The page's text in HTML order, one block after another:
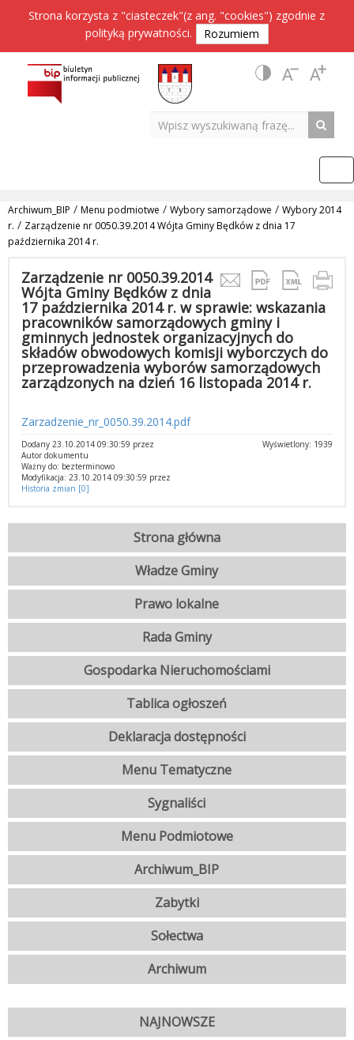
Strona korzysta z "ciasteczek"(z ang. "cookies") zgodnie z
polityką prywatności. Rozumiem
Archiwum_BIP / Menu podmiotwe / Wybory samorządowe / Wybory 2014
r. / Zarządzenie nr 0050.39.2014 Wójta Gminy Będków z dnia 17
października 2014 r.
Zarządzenie nr 0050.39.2014
Wójta Gminy Będków z dnia
17 października 2014 r. w sprawie: wskazania
pracowników samorządowych gminy i
gminnych jednostek organizacyjnych do
składów obwodowych komisji wyborczych do
przeprowadzenia wyborów samorządowych
zarządzonych na dzień 16 listopada 2014 r.
Zarzadzenie_nr_0050.39.2014.pdf
Wyświetlony: 1939
Dodany 23.10.2014 09:30:59 przez
Autor dokumentu
Ważny do: bezterminowo
Modyfikacja: 23.10.2014 09:30:59 przez
Historia zmian [0]
Strona główna
Władze Gminy
Prawo lokalne
Rada Gminy
Gospodarka Nieruchomościami
Tablica ogłoszeń
Deklaracja dostępności
Menu Tematyczne
Sygnaliści
Menu Podmiotowe
Archiwum_BIP
Zabytki
Sołectwa
Archiwum
NAJNOWSZE